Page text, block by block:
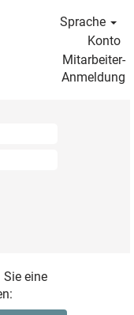
Sprache
Konto
Mitarbeiter-
Anmeldung
eine